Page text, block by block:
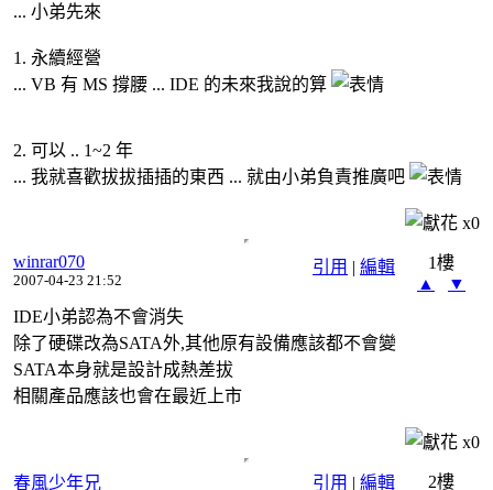
... 小弟先來
1. 永續經營
... VB 有 MS 撐腰 ... IDE 的未來我說的算
2. 可以 .. 1~2 年
... 我就喜歡拔拔插插的東西 ... 就由小弟負責推廣吧
x0
引用 | 編輯
winrar070
2007-04-23 21:52
1樓
▲
▼
IDE小弟認為不會消失
除了硬碟改為SATA外,其他原有設備應該都不會變
SATA本身就是設計成熱差拔
相關產品應該也會在最近上市
x0
引用 | 編輯
春風少年兄
2樓